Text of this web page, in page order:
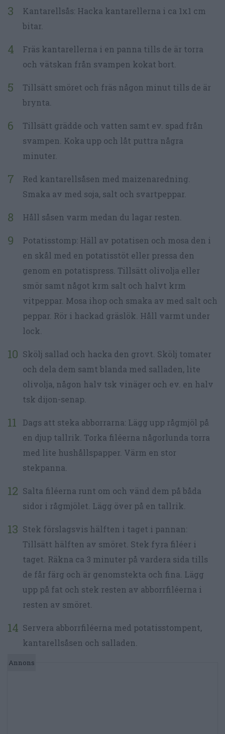
Kantarellsås: Hacka kantarellerna i ca 1x1 cm
bitar.
Fräs kantarellerna i en panna tills de är torra
och vätskan från svampen kokat bort.
Tillsätt smöret och fräs någon minut tills de är
brynta.
Tillsätt grädde och vatten samt ev. spad från
svampen. Koka upp och låt puttra några
minuter.
Red kantarellsåsen med maizenaredning.
Smaka av med soja, salt och svartpeppar.
Håll såsen varm medan du lagar resten.
Potatisstomp: Häll av potatisen och mosa den i
en skål med en potatisstöt eller pressa den
genom en potatispress. Tillsätt olivolja eller
smör samt något krm salt och halvt krm
vitpeppar. Mosa ihop och smaka av med salt och
peppar. Rör i hackad gräslök. Håll varmt under
lock.
Skölj sallad och hacka den grovt. Skölj tomater
och dela dem samt blanda med salladen, lite
olivolja, någon halv tsk vinäger och ev. en halv
tsk dijon-senap.
Dags att steka abborrarna: Lägg upp rågmjöl på
en djup tallrik. Torka filéerna någorlunda torra
med lite hushållspapper. Värm en stor
stekpanna.
Salta filéerna runt om och vänd dem på båda
sidor i rågmjölet. Lägg över på en tallrik.
Stek förslagsvis hälften i taget i pannan:
Tillsätt hälften av smöret. Stek fyra filéer i
taget. Räkna ca 3 minuter på vardera sida tills
de får färg och är genomstekta och fina. Lägg
upp på fat och stek resten av abborrfiléerna i
resten av smöret.
Servera abborrfiléerna med potatisstompent,
kantarellsåsen och salladen.